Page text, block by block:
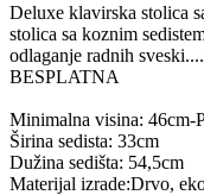
Deluxe klavirska stolica
stolica sa koznim
odlaganje radnih
BESPLATNA
Minimalna visina: 46cm-
Širina sedista: 33cm
Dužina sedišta: 54,5cm
Materijal izrade:Drvo,